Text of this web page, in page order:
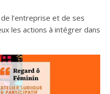
l’entreprise et de ses
les actions à intégrer dans